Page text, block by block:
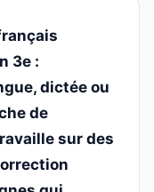
3e :
dictée ou
de
sur des